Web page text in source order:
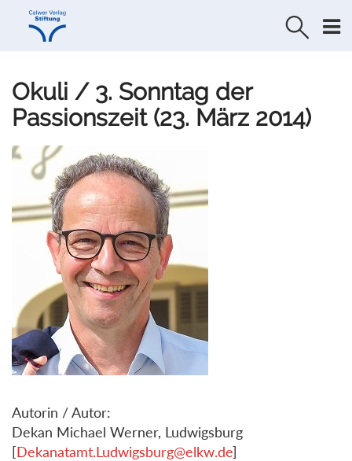
Direkt
Direkt
Okuli / 3. Sonntag der
Passionszeit (23. März 2014)
Autorin / Autor:
Dekan Michael Werner, Ludwigsburg
[Dekanatamt.Ludwigsburg@elkw.de]